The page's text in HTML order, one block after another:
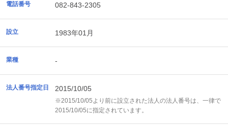
電話番号 082-843-2305
設立 1983年01月
業種 -
法人番号指定日 2015/10/05
※2015/10/05より前に設立された法人の法人番号は、一律で
2015/10/05に指定されています。